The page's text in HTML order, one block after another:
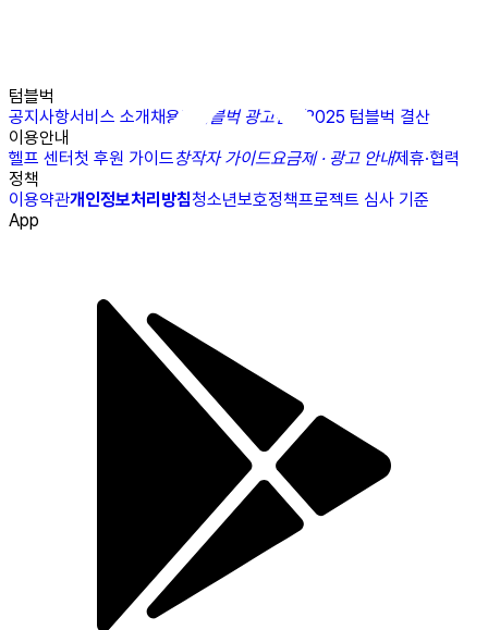
텀블벅
공지사항서비스 소개채용N 텀블벅 광고센터
2025 텀블벅 결산
이용안내
헬프 센터첫 후원 가이드창작자 가이드요금제 · 광고 안내제휴·협력
정책
이용약관개인정보처리방침청소년보호정책프로젝트 심사 기준
App